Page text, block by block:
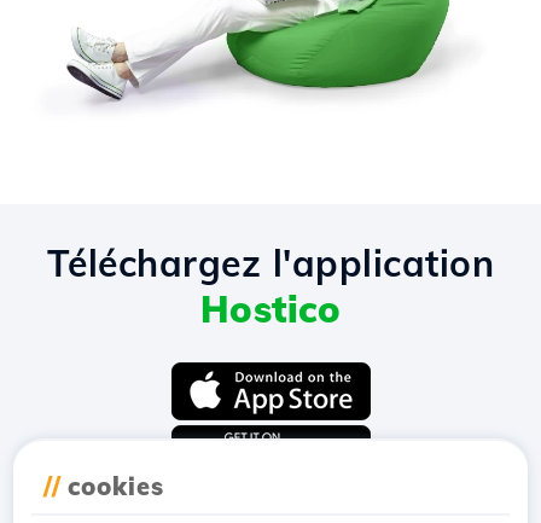
// cookies
Téléchargez l'application
Hostico